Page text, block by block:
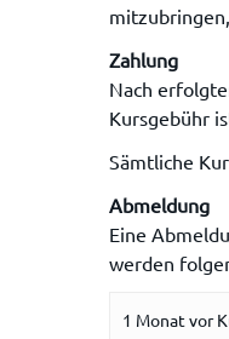
Zahlung
Nach
Kursgebühr
Sämtliche
Abmeldung
Eine
werden
1 Monat vor